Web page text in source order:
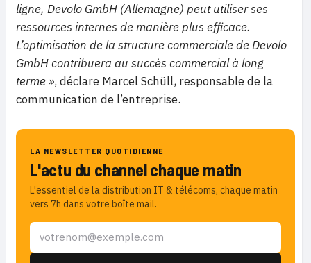
ligne, Devolo GmbH (Allemagne) peut utiliser ses
ressources internes de manière plus efficace.
L’optimisation de la structure commerciale de Devolo
GmbH contribuera au succès commercial à long
terme », déclare Marcel Schüll, responsable de la
communication de l’entreprise.
LA NEWSLETTER QUOTIDIENNE
L'actu du channel chaque matin
L'essentiel de la distribution IT & télécoms, chaque matin
vers 7h dans votre boîte mail.